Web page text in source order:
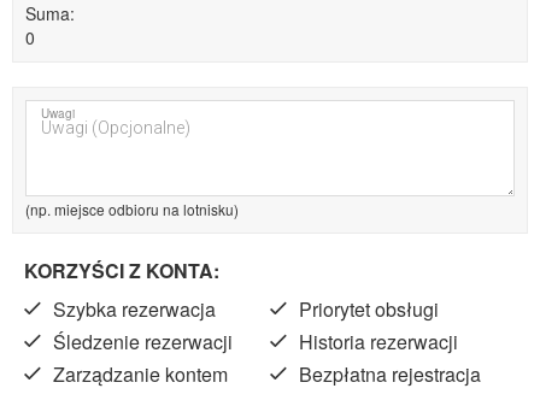
Suma
0
Uwagi
(np. miejsce odbioru na lotnisku)
KORZYŚCI Z KONTA:
Szybka rezerwacja
Priorytet obsługi
Śledzenie rezerwacji
Historia rezerwacji
Zarządzanie kontem
Bezpłatna rejestracja